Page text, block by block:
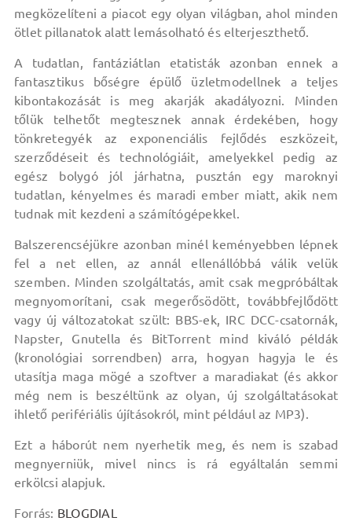
megközelíteni a piacot egy olyan világban, ahol minden
ötlet pillanatok alatt lemásolható és elterjeszthető.
A tudatlan, fantáziátlan etatisták azonban ennek a
fantasztikus bőségre épülő üzletmodellnek a teljes
kibontakozását is meg akarják akadályozni. Minden
tőlük telhetőt megtesznek annak érdekében, hogy
tönkretegyék az exponenciális fejlődés eszközeit,
szerződéseit és technológiáit, amelyekkel pedig az
egész bolygó jól járhatna, pusztán egy maroknyi
tudatlan, kényelmes és maradi ember miatt, akik nem
tudnak mit kezdeni a számítógépekkel.
Balszerencséjükre azonban minél keményebben lépnek
fel a net ellen, az annál ellenállóbbá válik velük
szemben. Minden szolgáltatás, amit csak megpróbáltak
megnyomorítani, csak megerősödött, továbbfejlődött
vagy új változatokat szült: BBS-ek, IRC DCC-csatornák,
Napster, Gnutella és BitTorrent mind kiváló példák
(kronológiai sorrendben) arra, hogyan hagyja le és
utasítja maga mögé a szoftver a maradiakat (és akkor
még nem is beszéltünk az olyan, új szolgáltatásokat
ihlető perifériális újításokról, mint például az MP3).
Ezt a háborút nem nyerhetik meg, és nem is szabad
megnyerniük, mivel nincs is rá egyáltalán semmi
erkölcsi alapjuk.
Forrás: BLOGDIAL